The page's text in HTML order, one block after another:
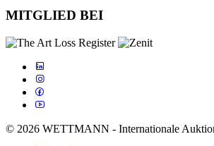
MITGLIED BEI
© 2026 WETTMANN - Internationale